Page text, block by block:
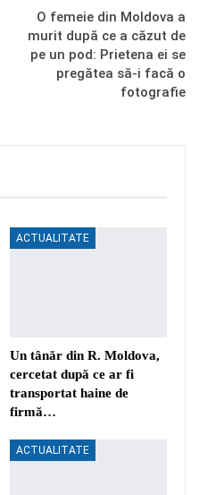
O femeie din Moldova a
murit după ce a căzut de
pe un pod: Prietena ei se
pregătea să-i facă o
fotografie
ACTUALITATE
Un tânăr din R. Moldova,
cercetat după ce ar fi
transportat haine de
firmă…
ACTUALITATE